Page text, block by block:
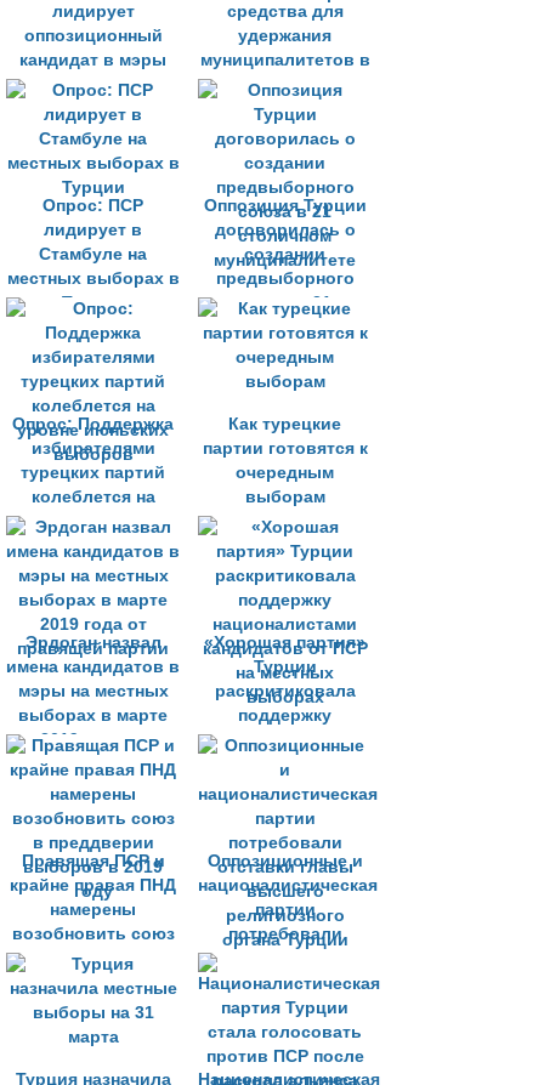
лидирует
оппозиционный
кандидат в мэры
средства для
удержания
муниципалитетов в
преддверии
местных выборов»
Опрос: ПСР
лидирует в
Стамбуле на
местных выборах в
Турции
Оппозиция Турции
договорилась о
создании
предвыборного
союза в 21
столичном
муниципалитете
Опрос: Поддержка
избирателями
турецких партий
колеблется на
уровне июньских
выборов
Как турецкие
партии готовятся к
очередным
выборам
Эрдоган назвал
имена кандидатов в
мэры на местных
выборах в марте
2019 года от
правящей партии
«Хорошая партия»
Турции
раскритиковала
поддержку
националистами
кандидатов от ПСР
на местных
выборах
Правящая ПСР и
крайне правая ПНД
намерены
возобновить союз
в преддверии
выборов в 2019
году
Оппозиционные и
националистическая
партии
потребовали
отставки главы
высшего
религиозного
органа Турции
Турция назначила Националистическая